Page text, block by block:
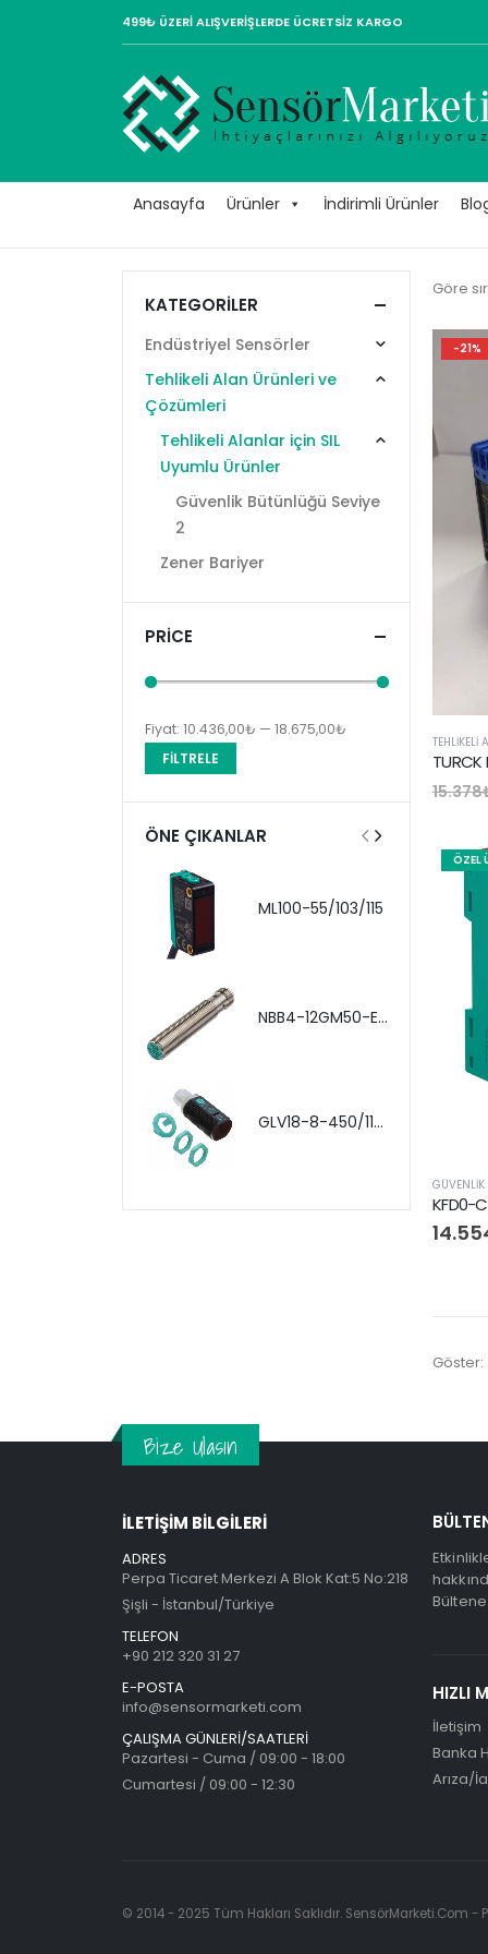
499₺ ÜZERİ ALIŞVERİŞLERDE ÜCRETSİZ KARGO
Anasayfa Ürünler İndirimli Ürünler
Göre
-21%
TEHLIKELI
TURCK
15.378
ÖZEL
KFD0-
Göster:
KATEGORILER
Endüstriyel Sensörler
Tehlikeli Alan Ürünleri ve
Çözümleri
Tehlikeli Alanlar için SIL
Uyumlu Ürünler
Güvenlik Bütünlüğü Seviye
2
Zener Bariyer
PRICE
fiyat
fiyat
FILTRELE
Fiyat: 10.436,00₺ — 18.675,00₺
ÖNE ÇIKANLAR
ML100-55/103/115
NBB4-12GM50-E2-V1
GLV18-8-450/115/120
Bize Ulasın
İLETİŞİM BİLGİLERİ
ADRES
Perpa Ticaret Merkezi A Blok Kat:5 No:218
Şişli - İstanbul/Türkiye
TELEFON
+90 212 320 31 27
E-POSTA
info@sensormarketi.com
ÇALIŞMA GÜNLERİ/SAATLERİ
Pazartesi - Cuma / 09:00 - 18:00
Cumartesi / 09:00 - 12:30
HIZLI
İletişim
Banka
Arıza/
© 2014 - 2025 Tüm Hakları Saklıdır. SensörMarketi.Com